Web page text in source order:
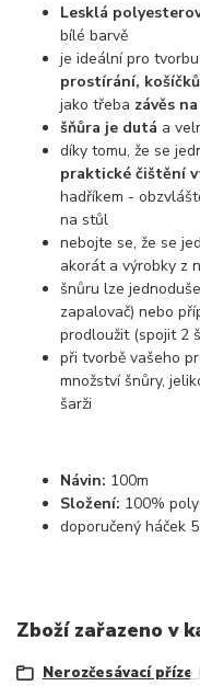
Lesklá
bílé barvě
je ideální pro
prostírání,
jako třeba závěs
šňůra je dutá a
díky tomu, že se
praktické čištění
hadříkem -
na stůl
nebojte se, že se
akorát a výrobky z
šnůru lze
zapalovač) nebo
prodloužit (spojit 2
při tvorbě vašeho
množství šnůry,
šarži
Návin: 100m
Složení: 100%
doporučený háček
Zboží zařazeno v
Nerozčesávací příze